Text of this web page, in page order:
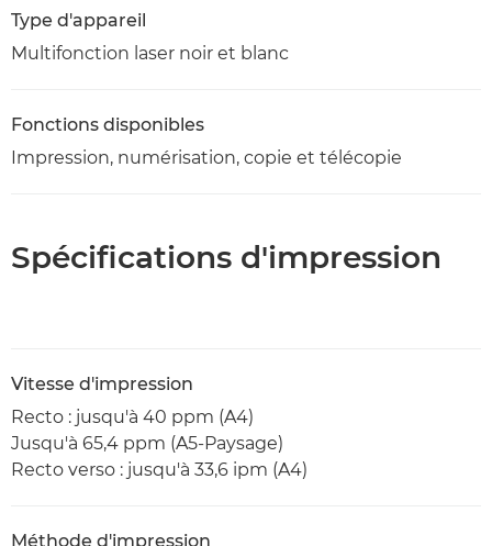
Type d'appareil
Multifonction laser noir et blanc
Fonctions disponibles
Impression, numérisation, copie et télécopie
Spécifications d'impression
Vitesse d'impression
Recto : jusqu'à 40 ppm (A4)
Jusqu'à 65,4 ppm (A5-Paysage)
Recto verso : jusqu'à 33,6 ipm (A4)
Méthode d'impression